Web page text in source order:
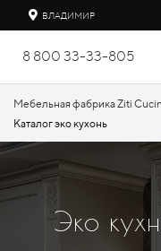
ВЛАДИМИР
8 800 33-33-805
Мебельная фабрика Ziti
Каталог эко кухонь
Эко